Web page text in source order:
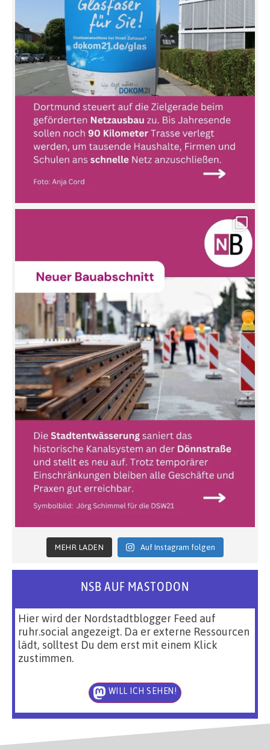
MEHR LADEN Auf Instagram folgen
NSB AUF MASTODON
Hier wird der Nordstadtblogger Feed auf
ruhr.social angezeigt. Da er externe Ressourcen
lädt, solltest Du dem erst mit einem Klick
zustimmen.
WILL ICH SEHEN!